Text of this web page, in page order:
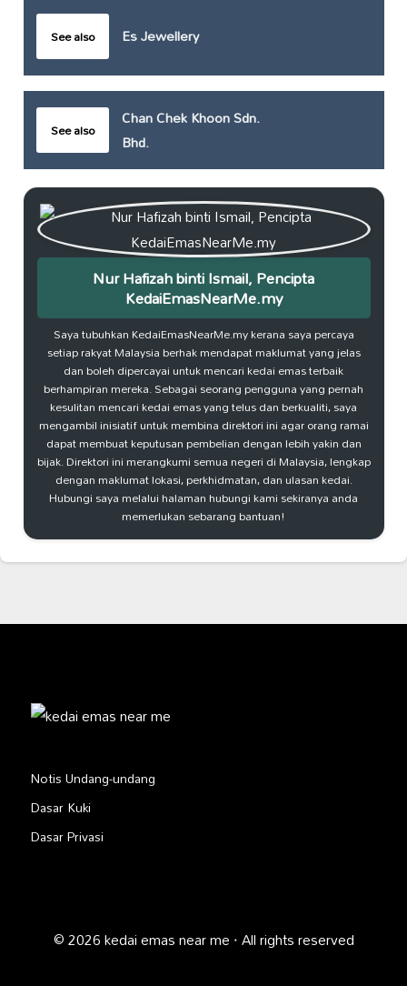
See also Es Jewellery
See also
Chan Chek Khoon Sdn.
Bhd.
Nur Hafizah binti Ismail, Pencipta
KedaiEmasNearMe.my
Saya tubuhkan KedaiEmasNearMe.my kerana saya percaya
setiap rakyat Malaysia berhak mendapat maklumat yang jelas
dan boleh dipercayai untuk mencari kedai emas terbaik
berhampiran mereka. Sebagai seorang pengguna yang pernah
kesulitan mencari kedai emas yang telus dan berkualiti, saya
mengambil inisiatif untuk membina direktori ini agar orang ramai
dapat membuat keputusan pembelian dengan lebih yakin dan
bijak. Direktori ini merangkumi semua negeri di Malaysia, lengkap
dengan maklumat lokasi, perkhidmatan, dan ulasan kedai.
Hubungi saya melalui halaman hubungi kami sekiranya anda
memerlukan sebarang bantuan!
Notis Undang-undang
Dasar Kuki
Dasar Privasi
© 2026 kedai emas near me · All rights reserved